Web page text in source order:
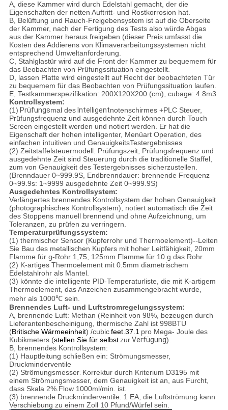
A, diese Kammer wird durch Edelstahl gemacht, der die
Eigenschaften der netten Auftritt- und Rostkorrosion hat.
B, Belüftung und Rauch-Freigebensystem ist auf die Oberseite
der Kammer, nach der Fertigung des Tests also würde Abgas
aus der Kammer heraus freigeben (dieser Preis umfasst die
Kosten des Addierens von Klimaverarbeitungssystemen nicht
entsprechend Umweltanforderung.
C, Stahlglastür wird auf die Front der Kammer zu bequemem für
das Beobachten von Prüfungssituation eingestellt.
D, lassen Platte wird eingestellt auf Recht der beobachteten Tür
zu bequemem für das Beobachten von Prüfungssituation laufen.
E, Testkammerspezifikation: 200X120X200(cm), cubage: 4.8m3
Kontrollsystem:
(1) Prüfungsmal desIntelligentnotenschirmes+PLC Steuer,
Prüfungsfrequenz und ausgedehnte Zeit können durch Touch
Screen eingestellt werden und notiert werden. Er hat die
Eigenschaft der hohen intelligenter, Menüart Operation, des
einfachen intuitiven und GenauigkeitsTestergebnisses
(2) Zeitstaffelsteuermodell: Prüfungszeit, Prüfungsfrequenz und
ausgedehnte Zeit sind Steuerung durch die traditionelle Staffel,
zum von Genauigkeit desTestergebnisses sicherzustellen.
(Brenndauer 0~999.9S, Endbrenndauer: brennende Frequenz
0~99.9s: 1~9999 ausgedehnte Zeit 0~999.9S)
Ausgedehntes Kontrollsystem:
Verlängertes brennendes Kontrollsystem der hohen Genauigkeit
(photographisches Kontrollsystem), notiert automatisch die Zeit
des Stoppens manuell brennend und ohne Aufzeichnung, um
Toleranzen, zu prüfen zu verringern.
Temperaturprüfungssystem:
(1) thermischer Sensor(Kupferrohr und Thermoelement)--Leiten
Sie Bau des metallischen Kupfers mit hoherLeitfähigkeit, 20mm
Flamme für g-Rohr 1,75, 125mm Flamme für 10 g das Rohr.
(2) K-artiges Thermoelement mit 0.5mm diametrischem
Edelstahlrohr als Mantel.
(3) könnte die intelligente PID-Temperaturliste, die mit K-artigem
Thermoelement, das Anzeichen zusammengebracht wurde,
mehr als 1000℃ sein.
Brennendes Luft- und Luftstromregelungssystem:
A, brennende Luft: Methan (Reinheit von 98%, bezeugen durch
Lieferantenbescheinigung, thermische Zahl ist 998BTU
(Britische Wärmeeinheit) /cubicfeet.37.1 pro Mega- Joule des
Kubikmeters(stellen SiefürselbstzurVerfügung).
B, brennendes Kontrollsystem:
(1) Hauptleitung schließen ein: Strömungsmesser,
Druckminderventile
(2) Strömungsmesser: Korrektur durch Kriterium D3195 mit
einem Strömungsmesser, dem Genauigkeit ist an, aus Furcht,
dass Skala 2%.Flow 1000ml/min. ist.
(3) brennende Druckminderventile: 1 EA, die Luftströmung kann
Verschiebung zu einem Zoll 10 Pfund/Würfel sein.